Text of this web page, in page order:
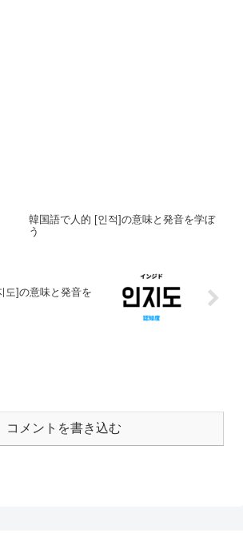
韓国語で人的 [인적]の意味と発音を学ぼ
う
도]の意味と発音を
コメントを書き込む